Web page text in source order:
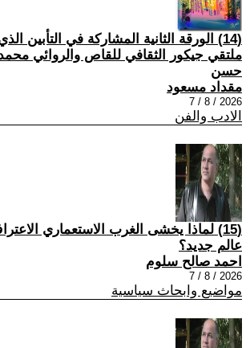
(14) الورقة الثانية المشاركة في التأبين
ملتقي جيكور الثقافي للقاص والروائي
حسن
مقداد مسعود
2026 / 8 / 7
الادب والفن
(15) لماذا يخشى الغرب الاستعماري
عالم جديد؟
احمد صالح سلوم
2026 / 8 / 7
مواضيع وابحاث سياسية